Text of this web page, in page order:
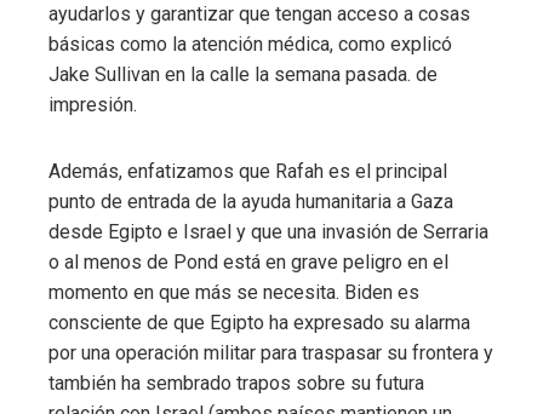
ayudarlos y garantizar que tengan acceso a cosas
básicas como la atención médica, como explicó
Jake Sullivan en la calle la semana pasada. de
impresión.
Además, enfatizamos que Rafah es el principal
punto de entrada de la ayuda humanitaria a Gaza
desde Egipto e Israel y que una invasión de Serraria
o al menos de Pond está en grave peligro en el
momento en que más se necesita. Biden es
consciente de que Egipto ha expresado su alarma
por una operación militar para traspasar su frontera y
también ha sembrado trapos sobre su futura